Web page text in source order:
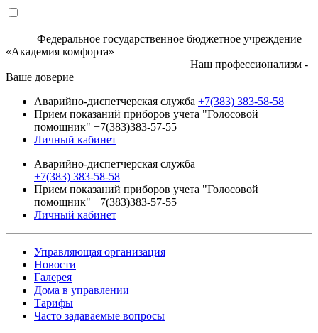
Федеральное государственное бюджетное учреждение
«Академия комфорта»
Наш профессионализм -
Ваше доверие
Аварийно-диспетчерская служба +7(383) 383-58-58
Прием показаний приборов учета "Голосовой
помощник" +7(383)383-57-55
Личный кабинет
Аварийно-диспетчерская служба
+7(383) 383-58-58
Прием показаний приборов учета "Голосовой
помощник" +7(383)383-57-55
Личный кабинет
Управляющая организация
Новости
Галерея
Дома в управлении
Тарифы
Часто задаваемые вопросы